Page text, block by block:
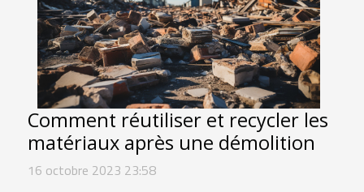
Comment réutiliser et recycler les
matériaux après une démolition
16 octobre 2023 23:58